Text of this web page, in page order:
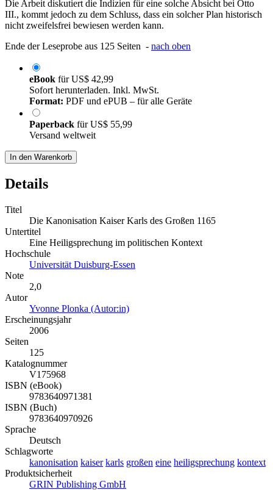
Die Arbeit diskutiert die Indizien für eine solche Absicht bei Otto
III., kommt jedoch zu dem Schluss, dass ein solcher Plan historisch
nicht zweifelsfrei bewiesen werden kann.
Ende der Leseprobe aus 125 Seiten - nach oben
eBook fürUS$ 42,99
Sofort herunterladen. Inkl. MwSt.
Format: PDF und ePUB – für alle Geräte
Paperback fürUS$ 55,99
Versand weltweit
In den Warenkorb
Details
Titel
Die Kanonisation Kaiser Karls des Großen 1165
Untertitel
Eine Heiligsprechung im politischen Kontext
Hochschule
Universität Duisburg-Essen
Note
2,0
Autor
Yvonne Plonka (Autor:in)
Erscheinungsjahr
2006
Seiten
125
Katalognummer
V175968
ISBN (eBook)
9783640971381
ISBN (Buch)
9783640970926
Sprache
Deutsch
Schlagworte
kanonisation kaiser karls großen eine heiligsprechung kontext
Produktsicherheit
GRIN Publishing GmbH